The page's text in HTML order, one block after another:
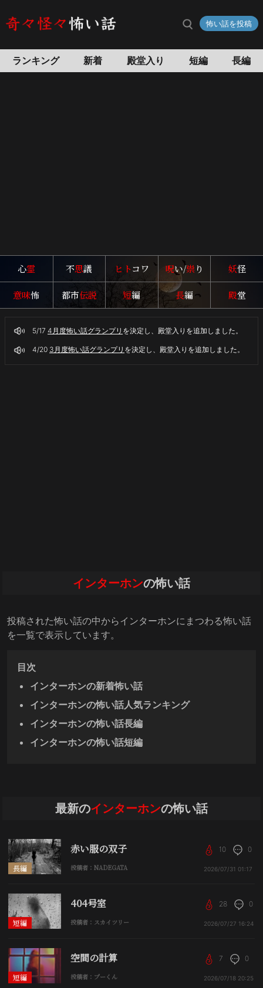
々
怖い話を投稿
ランキング 新着 殿堂入り 短編 長編
心霊 不思議 ヒトコワ 呪い/祟り 妖怪
意味怖 都市伝説 短編 長編 殿堂
5/17 4月度怖い話グランプリ を決定し、殿堂入りを追加しました。
4/20 3月度怖い話グランプリ を決定し、殿堂入りを追加しました。
インターホンの怖い話
投稿された怖い話の中からインターホンにまつわる怖い話
を一覧で表示しています。
目次
インターホンの新着怖い話
インターホンの怖い話人気ランキング
インターホンの怖い話長編
インターホンの怖い話短編
最新のインターホンの怖い話
長編
赤い服の双子
投稿者：NADEGATA
10 0
2026/07/31 01:17
短編
404号室
投稿者：スカイツリー
28 0
2026/07/27 16:24
短編
空間の計算
投稿者：プーくん
7 0
2026/07/18 20:25